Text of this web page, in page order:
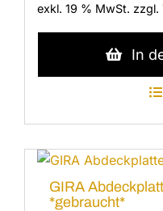
exkl. 19 % MwSt. zzgl.
In
GIRA
*gebraucht*